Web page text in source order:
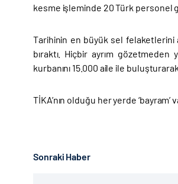
kesme işleminde 20 Türk personel
Tarihinin en büyük sel felaketlerini
bıraktı. Hiçbir ayrım
kurbanını 15.000 aile ile
TİKA’nın olduğu her yerde ‘bayram’
Sonraki Haber